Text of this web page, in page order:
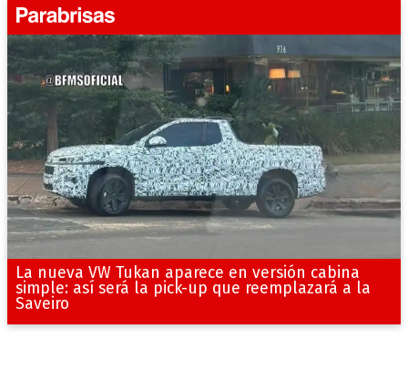
La nueva VW Tukan aparece en versión cabina
simple: así será la pick-up que reemplazará a la
Saveiro